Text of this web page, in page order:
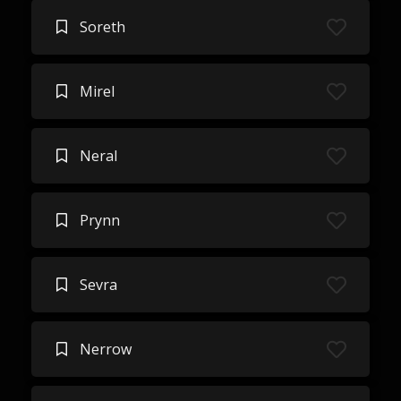
Soreth
Mirel
Neral
Prynn
Sevra
Nerrow